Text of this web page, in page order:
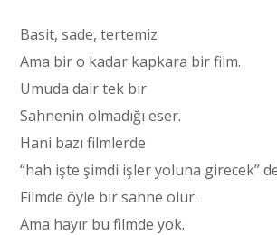
Basit, sade, tertemiz
Ama bir o kadar kapkara bir film.
Umuda dair tek bir
Sahnenin olmadığı eser.
Hani bazı filmlerde
“hah işte şimdi işler yoluna girecek”
Filmde öyle bir sahne olur.
Ama hayır bu filmde yok.